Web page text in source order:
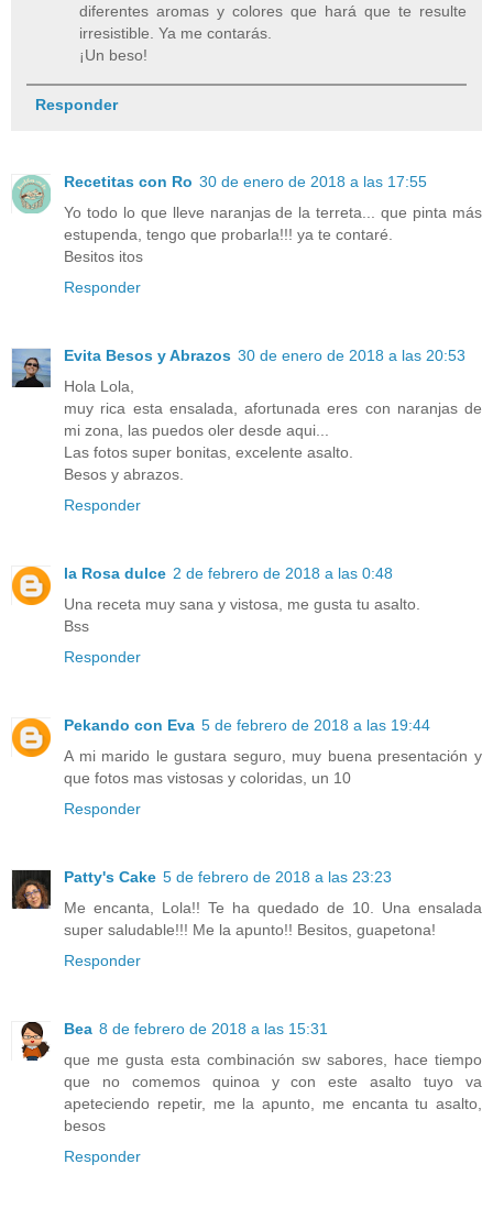
diferentes aromas y colores que hará que te resulte
irresistible. Ya me contarás.
¡Un beso!
Responder
Recetitas con Ro 30 de enero de 2018 a las 17:55
Yo todo lo que lleve naranjas de la terreta... que pinta más
estupenda, tengo que probarla!!! ya te contaré.
Besitos itos
Responder
Evita Besos y Abrazos 30 de enero de 2018 a las 20:53
Hola Lola,
muy rica esta ensalada, afortunada eres con naranjas de
mi zona, las puedos oler desde aqui...
Las fotos super bonitas, excelente asalto.
Besos y abrazos.
Responder
la Rosa dulce 2 de febrero de 2018 a las 0:48
Una receta muy sana y vistosa, me gusta tu asalto.
Bss
Responder
Pekando con Eva 5 de febrero de 2018 a las 19:44
A mi marido le gustara seguro, muy buena presentación y
que fotos mas vistosas y coloridas, un 10
Responder
Patty's Cake 5 de febrero de 2018 a las 23:23
Me encanta, Lola!! Te ha quedado de 10. Una ensalada
super saludable!!! Me la apunto!! Besitos, guapetona!
Responder
Bea 8 de febrero de 2018 a las 15:31
que me gusta esta combinación sw sabores, hace tiempo
que no comemos quinoa y con este asalto tuyo va
apeteciendo repetir, me la apunto, me encanta tu asalto,
besos
Responder